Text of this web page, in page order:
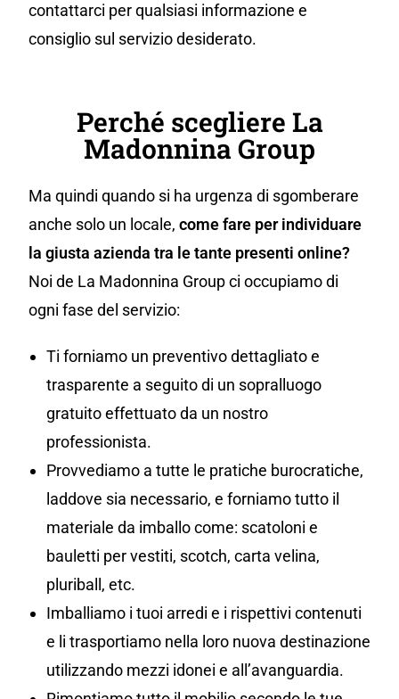
contattarci per qualsiasi informazione e
consiglio sul servizio desiderato.
Perché scegliere La
Madonnina Group
Ma quindi quando si ha urgenza di sgomberare
anche solo un locale, come fare per individuare
la giusta azienda tra le tante presenti online?
Noi de La Madonnina Group ci occupiamo di
ogni fase del servizio:
Ti forniamo un preventivo dettagliato e
trasparente a seguito di un sopralluogo
gratuito effettuato da un nostro
professionista.
Provvediamo a tutte le pratiche burocratiche,
laddove sia necessario, e forniamo tutto il
materiale da imballo come: scatoloni e
bauletti per vestiti, scotch, carta velina,
pluriball, etc.
Imballiamo i tuoi arredi e i rispettivi contenuti
e li trasportiamo nella loro nuova destinazione
utilizzando mezzi idonei e all’avanguardia.